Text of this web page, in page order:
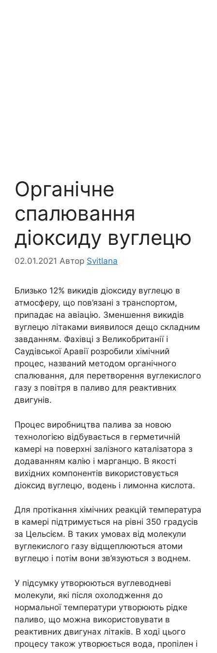
Органічне
спалювання
діоксиду вуглецю
02.01.2021 Автор Svitlana
Близько 12% викидів діоксиду вуглецю в
атмосферу, що пов’язані з транспортом,
припадає на авіацію. Зменшення викидів
вуглецю літаками виявилося дещо складним
завданням. Фахівці з Великобританії і
Саудівської Аравії розробили хімічний
процес, названий методом органічного
спалювання, для перетворення вуглекислого
газу з повітря в паливо для реактивних
двигунів.
Процес виробництва палива за новою
технологією відбувається в герметичній
камері на поверхні залізного каталізатора з
додаванням калію і марганцю. В якості
вихідних компонентів використовується
діоксид вуглецю, водень і лимонна кислота.
Для протікання хімічних реакцій температура
в камері підтримується на рівні 350 градусів
за Цельсієм. В таких умовах від молекули
вуглекислого газу відщеплюються атоми
вуглецю і потім вони зв’язуються з воднем.
У підсумку утворюються вуглеводневі
молекули, які після охолодження до
нормальної температури утворюють рідке
паливо, що можна використовувати в
реактивних двигунах літаків. В ході цього
процесу також утворюється вода, пропілен і